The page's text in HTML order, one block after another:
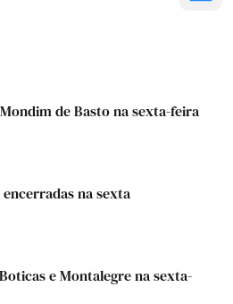
de Basto na sexta-feira
na sexta
e Montalegre na sexta-